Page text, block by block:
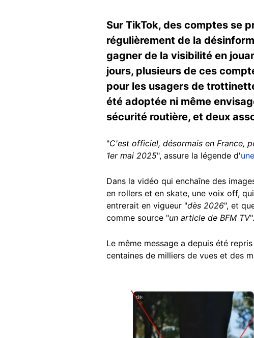
Sur TikTok, des comptes se
régulièrement de la
gagner de la visibilité en
jours, plusieurs de ces
pour les usagers de
été adoptée ni même
sécurité routière, et deux
"C'est officiel, désormais en France,
1er mai 2025", assure la légende d'
Dans la vidéo qui enchaîne des
en rollers et en skate, une voix off,
entrerait en vigueur "dès 2026", et
comme source "un article de BFM TV".
Le même message a depuis été
centaines de milliers de vues et des
Image